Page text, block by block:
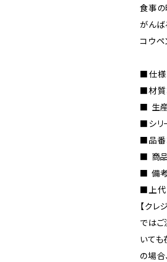
食事の
がんば
コウペ
■仕様
■材質
■ 生産
■シリ
■品番
■ 商品
■ 備
■上代
【ク
では
いても
の場合